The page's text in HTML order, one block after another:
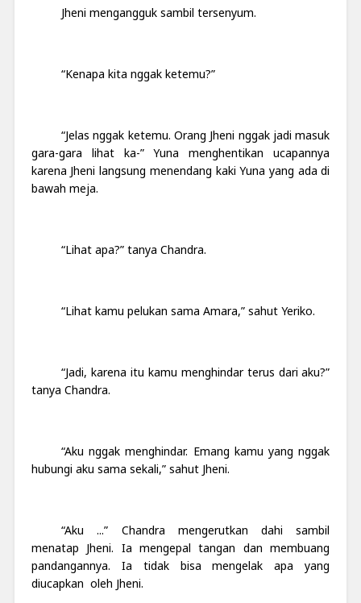
Jheni mengangguk sambil tersenyum.
“Kenapa kita nggak ketemu?”
“Jelas nggak ketemu. Orang Jheni nggak jadi masuk
gara-gara lihat ka-” Yuna menghentikan ucapannya
karena Jheni langsung menendang kaki Yuna yang ada di
bawah meja.
“Lihat apa?” tanya Chandra.
“Lihat kamu pelukan sama Amara,” sahut Yeriko.
“Jadi, karena itu kamu menghindar terus dari aku?”
tanya Chandra.
“Aku nggak menghindar. Emang kamu yang nggak
hubungi aku sama sekali,” sahut Jheni.
“Aku ...” Chandra mengerutkan dahi sambil
menatap Jheni. Ia mengepal tangan dan membuang
pandangannya. Ia tidak bisa mengelak apa yang
diucapkan oleh Jheni.